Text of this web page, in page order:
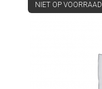
NIET OP VOORRAAD